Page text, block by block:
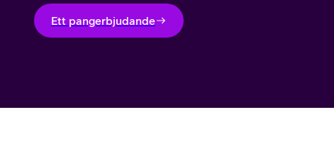
Ett pangerbjudande